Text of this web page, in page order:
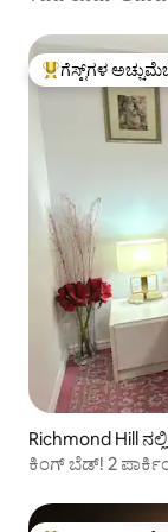
ಗೆಸ್ಟ್‌ಗಳಿಗೆ ಅತಿ ಹೆಚ್ಚು
ಗೆಸ್ಟ್‌ಗಳ
Richmond Hill
ಕಿಂಗ್ ಬೆಡ್! 2